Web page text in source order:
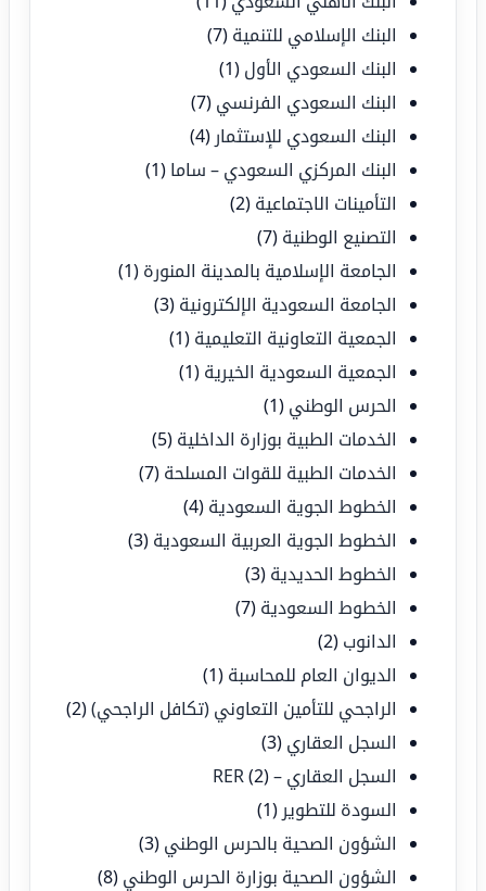
البنك الإسلامي للتنمية (7)
البنك السعودي الأول (1)
البنك السعودي الفرنسي (7)
البنك السعودي للإستثمار (4)
البنك المركزي السعودي – ساما (1)
التأمينات الاجتماعية (2)
التصنيع الوطنية (7)
الجامعة الإسلامية بالمدينة المنورة (1)
الجامعة السعودية الإلكترونية (3)
الجمعية التعاونية التعليمية (1)
الجمعية السعودية الخيرية (1)
الحرس الوطني (1)
الخدمات الطبية بوزارة الداخلية (5)
الخدمات الطبية للقوات المسلحة (7)
الخطوط الجوية السعودية (4)
الخطوط الجوية العربية السعودية (3)
الخطوط الحديدية (3)
الخطوط السعودية (7)
الدانوب (2)
الديوان العام للمحاسبة (1)
الراجحي للتأمين التعاوني (تكافل الراجحي)(2)
السجل العقاري (3)
السجل العقاري – RER(2)
السودة للتطوير (1)
الشؤون الصحية بالحرس الوطني (3)
الشؤون الصحية بوزارة الحرس الوطني (8)